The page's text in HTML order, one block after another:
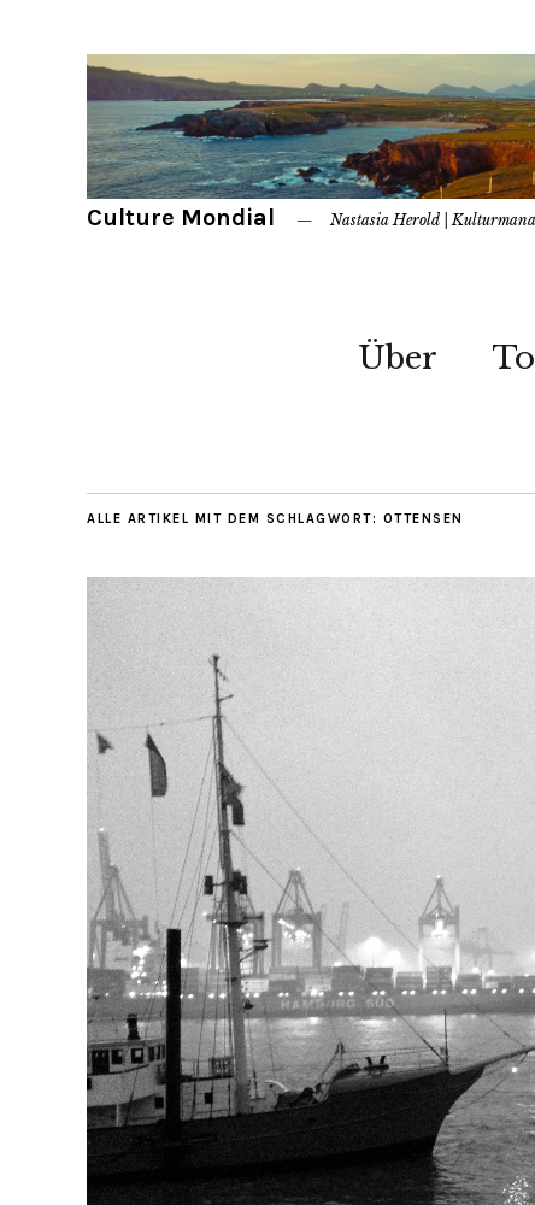
Culture Mondial Nastasia Herold |
Über
ALLE ARTIKEL MIT DEM SCHLAGWORT: OTTENSEN